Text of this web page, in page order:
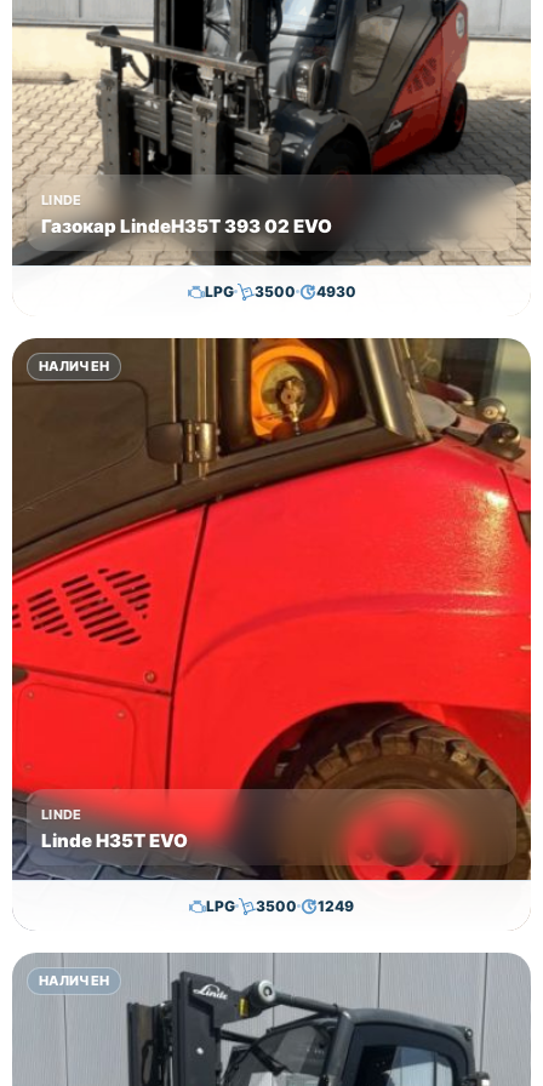
доставка
до всяка
точка в
страната и
включена
договорена
гаранция.
Цена
29000 лв
LINDE
Газокар LindeH35T 393 02 EVO
LPG 3500 4930
24,800.00€24,300.00€
Височина Година Състояние
втора употреба
НАЛИЧЕН
LINDE
Linde H35T EVO
LPG 3500 1249
29,650.00€28,650.00€
Височина Година
2017 втора употреба
НАЛИЧЕН